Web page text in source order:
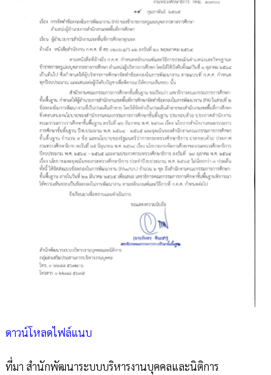
ดาวน์โหลดไฟล์แนบ
ที่มา สำนักพัฒนาระบบบริหารงานบุคคลและนิติการ